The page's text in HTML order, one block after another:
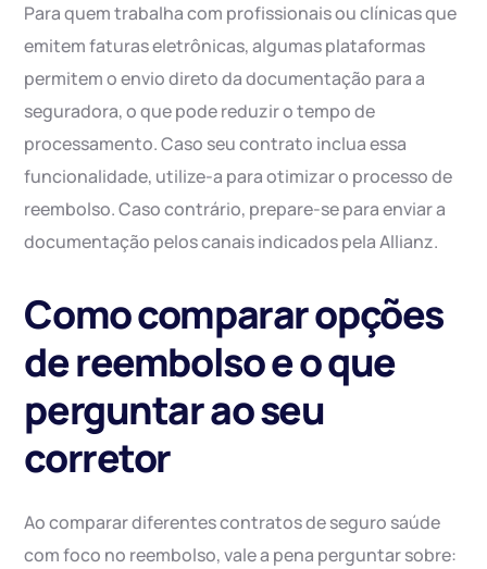
Para quem trabalha com profissionais ou clínicas que
emitem faturas eletrônicas, algumas plataformas
permitem o envio direto da documentação para a
seguradora, o que pode reduzir o tempo de
processamento. Caso seu contrato inclua essa
funcionalidade, utilize-a para otimizar o processo de
reembolso. Caso contrário, prepare-se para enviar a
documentação pelos canais indicados pela Allianz.
Como comparar opções
de reembolso e o que
perguntar ao seu
corretor
Ao comparar diferentes contratos de seguro saúde
com foco no reembolso, vale a pena perguntar sobre: